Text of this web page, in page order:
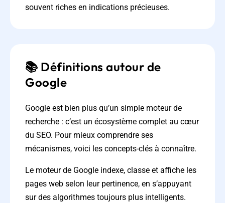
souvent riches en indications précieuses.
📚 Définitions autour de
Google
Google est bien plus qu’un simple moteur de
recherche : c’est un écosystème complet au cœur
du SEO. Pour mieux comprendre ses
mécanismes, voici les concepts-clés à connaître.
Le moteur de Google indexe, classe et affiche les
pages web selon leur pertinence, en s’appuyant
sur des algorithmes toujours plus intelligents.